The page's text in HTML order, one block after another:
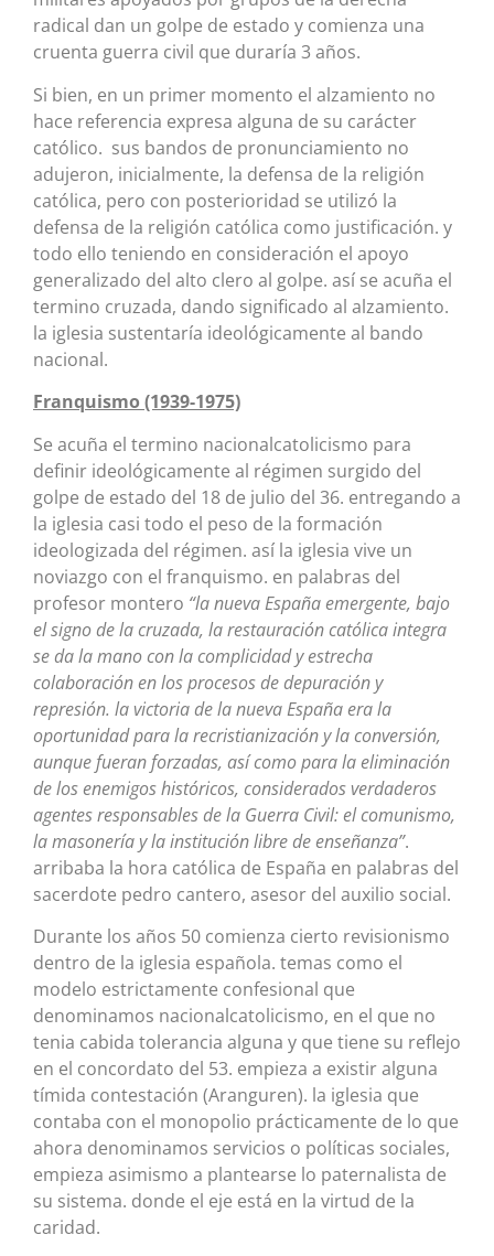
radical dan un golpe de estado y comienza una
cruenta guerra civil que duraría 3 años.
Si bien, en un primer momento el alzamiento no
hace referencia expresa alguna de su carácter
católico. sus bandos de pronunciamiento no
adujeron, inicialmente, la defensa de la religión
católica, pero con posterioridad se utilizó la
defensa de la religión católica como justificación. y
todo ello teniendo en consideración el apoyo
generalizado del alto clero al golpe. así se acuña el
termino cruzada, dando significado al alzamiento.
la iglesia sustentaría ideológicamente al bando
nacional.
Franquismo (1939-1975)
Se acuña el termino nacionalcatolicismo para
definir ideológicamente al régimen surgido del
golpe de estado del 18 de julio del 36. entregando a
la iglesia casi todo el peso de la formación
ideologizada del régimen. así la iglesia vive un
noviazgo con el franquismo. en palabras del
profesor montero “la nueva España emergente, bajo
el signo de la cruzada, la restauración católica integra
se da la mano con la complicidad y estrecha
colaboración en los procesos de depuración y
represión. la victoria de la nueva España era la
oportunidad para la recristianización y la conversión,
aunque fueran forzadas, así como para la eliminación
de los enemigos históricos, considerados verdaderos
agentes responsables de la Guerra Civil: el comunismo,
la masonería y la institución libre de enseñanza”.
arribaba la hora católica de España en palabras del
sacerdote pedro cantero, asesor del auxilio social.
Durante los años 50 comienza cierto revisionismo
dentro de la iglesia española. temas como el
modelo estrictamente confesional que
denominamos nacionalcatolicismo, en el que no
tenia cabida tolerancia alguna y que tiene su reflejo
en el concordato del 53. empieza a existir alguna
tímida contestación (Aranguren). la iglesia que
contaba con el monopolio prácticamente de lo que
ahora denominamos servicios o políticas sociales,
empieza asimismo a plantearse lo paternalista de
su sistema. donde el eje está en la virtud de la
caridad.